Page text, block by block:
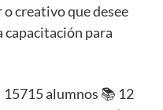
creativo que desee
capacitación para
alumnos 📚 12